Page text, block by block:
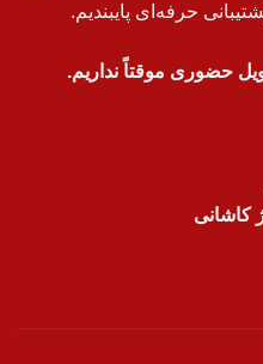
حرفه‌ای پایبندیم.
حضوری موقتاً نداریم.
کاشانی